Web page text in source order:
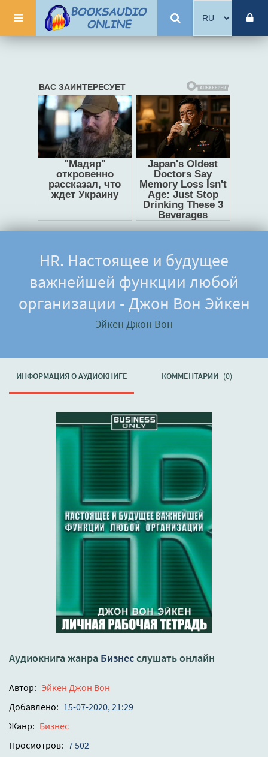
HR. Настоящее и будущее
важнейшей функции любой
организации - Джон Вон Эйкен
Эйкен Джон Вон
ИНФОРМАЦИЯ О АУДИОКНИГЕ КОММЕНТАРИИ (0)
Аудиокнига жанра Бизнесслушать онлайн
Автор: Эйкен Джон Вон
Добавлено: 15-07-2020, 21:29
Жанр: Бизнес
Просмотров: 7 502